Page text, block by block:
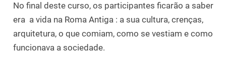
No final deste curso, os participantes ficarão a saber
era a vida na Roma Antiga : a sua cultura, crenças,
arquitetura, o que comiam, como se vestiam e como
funcionava a sociedade.